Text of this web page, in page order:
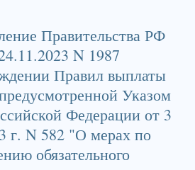
Правительства РФ
N 1987
Правил выплаты
Указом
Федерации от 3
г. N 582 "О мерах по
обязательного